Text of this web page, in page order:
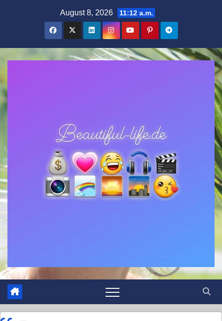
August 8, 2026 11:12 a.m.